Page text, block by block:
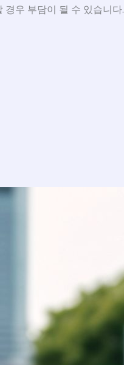
우 부담이 될 수 있습니다.